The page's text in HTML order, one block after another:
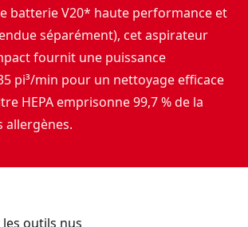
batterie V20* haute performance et
séparément), cet aspirateur
fournit une puissance
pi³/min pour un nettoyage efficace
HEPA emprisonne 99,7 % de la
allergènes.
outils nus